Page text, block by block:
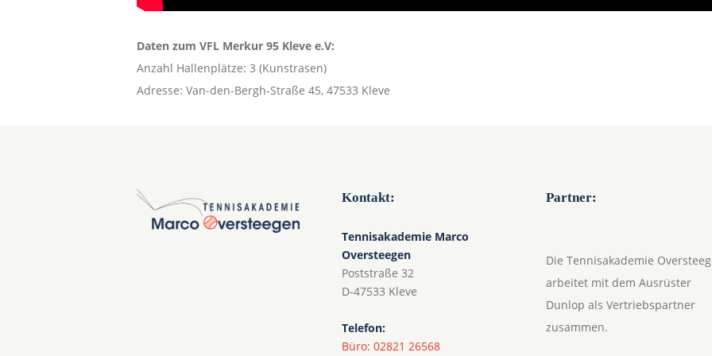
Daten zum VFL Merkur 95 Kleve e.V:
Anzahl Hallenplätze: 3 (Kunstrasen)
Adresse: Van-den-Bergh-Straße 45, 47533 Kleve
Kontakt:
Tennisakademie Marco
Oversteegen
Poststraße 32
D-47533 Kleve
Telefon:
Büro: 02821 26568
Partner:
Die Tennisakademie
arbeitet mit dem Ausrüster
Dunlop als Vertriebspartner
zusammen.